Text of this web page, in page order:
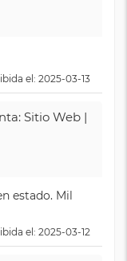
el: 2025-03-13
Sitio Web |
estado. Mil
el: 2025-03-12